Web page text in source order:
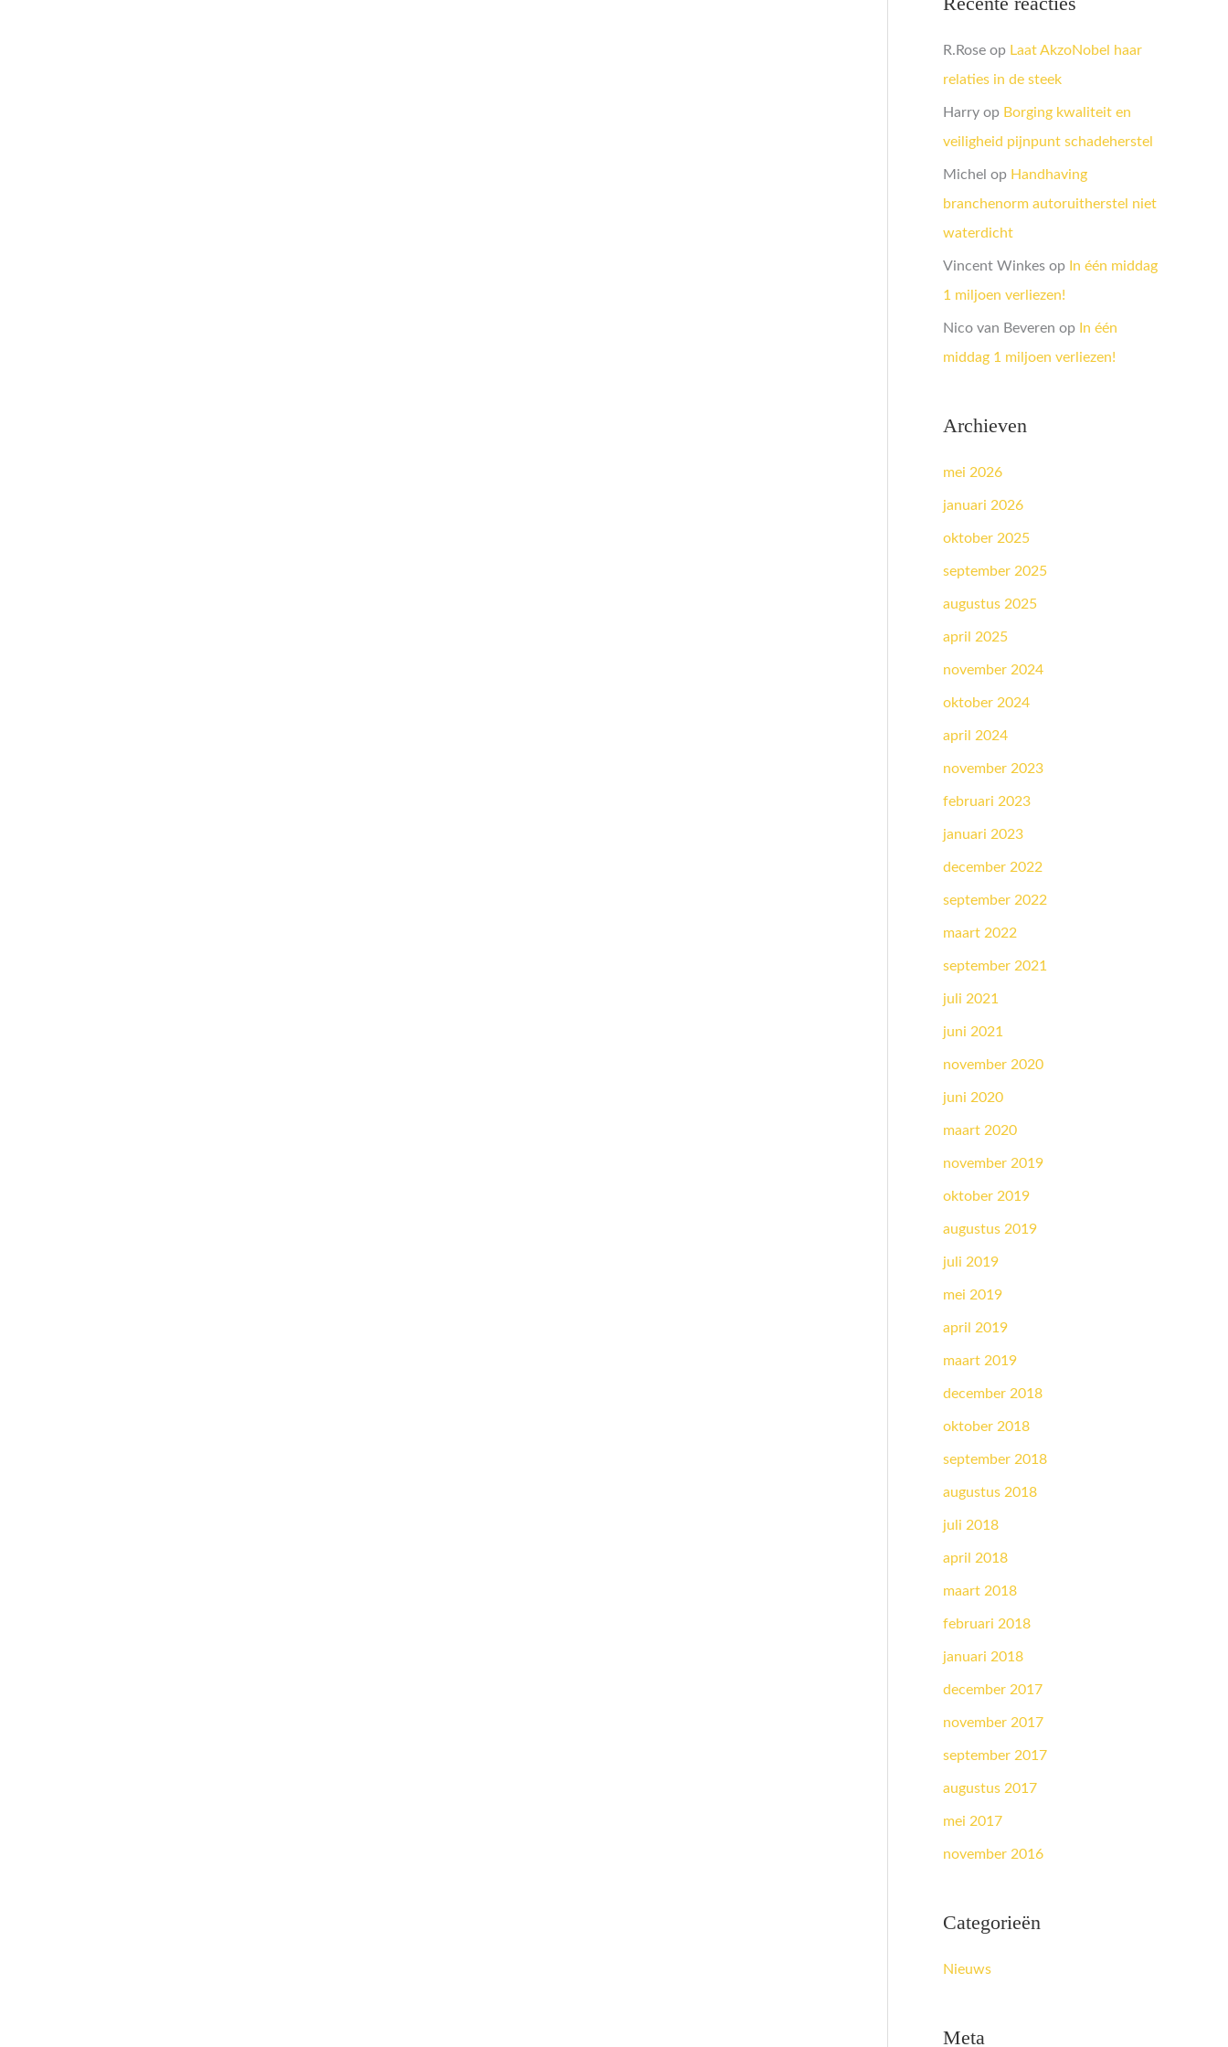
R.Rose op Laat AkzoNobel haar
relaties in de steek
Harry op Borging kwaliteit en
veiligheid pijnpunt schadeherstel
Michel op Handhaving
branchenorm autoruitherstel niet
waterdicht
Vincent Winkes op In één middag
1 miljoen verliezen!
Nico van Beveren op In één
middag 1 miljoen verliezen!
Archieven
mei 2026
januari 2026
oktober 2025
september 2025
augustus 2025
april 2025
november 2024
oktober 2024
april 2024
november 2023
februari 2023
januari 2023
december 2022
september 2022
maart 2022
september 2021
juli 2021
juni 2021
november 2020
juni 2020
maart 2020
november 2019
oktober 2019
augustus 2019
juli 2019
mei 2019
april 2019
maart 2019
december 2018
oktober 2018
september 2018
augustus 2018
juli 2018
april 2018
maart 2018
februari 2018
januari 2018
december 2017
november 2017
september 2017
augustus 2017
mei 2017
november 2016
Categorieën
Nieuws
Meta